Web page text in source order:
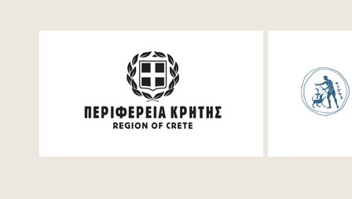
Festum π Live Streaming
Δωρεάν
ανοιχτές